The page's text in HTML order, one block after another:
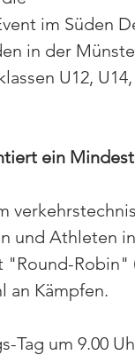
im Süden
in der
U12,
ein
und Athleten
"Round-
an Kämpfen.
Tag um 9.00